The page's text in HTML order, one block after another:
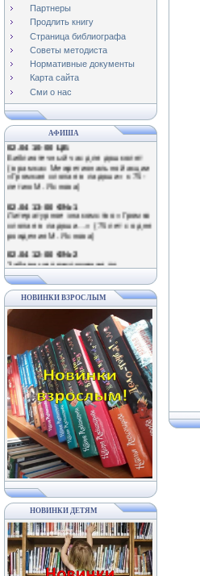
Партнеры
Продлить книгу
Страница библиографа
Советы методиста
Нормативные документы
Карта сайта
Сми о нас
АФИША
01.04 11-00 Ф№3
Экологический час «Наши
крылатые друзья!»
(Международный день птиц)
0.04 13-00 Ф№1
«Путешествие в мир природы»
02.04 10-00 ЦБ
Библиотечный час для дошколят
(в рамках Межрегиональной акции
«Громкая хлопая в ладоши» к 75-
летию М. Яснова)
02.04 13-00 Ф№1
хлопая в ладоши…» (75 лет со дня
рождения М. Яснова)
02.04 12-00 Ф№2
страницам книг Михаила Яснова в
рамках Межрегиональной акции
«Громкая хлопая в ладоши» (75
лет со дня рождения детского
писателя)
02.04 11-00 Ф№6
Литературный праздник
«Полистаем смешные странички»
(в рамках Межрегиональной акции
«Громкая хлопая в ладоши» к 75-
летию М. Яснова)
02.04 11-00 Ф№7
День громкого чтения «Громко
хлопая в ладоши…» (75 лет со дня
рождения М. Яснова)
02.04 11-00 Ф№3
Литературная гостиная «Вместе с
книгой мы растем» (в рамках
Межрегиональной акции «Громкая
хлопая в ладоши»)
03.04; 10.04; 17.04; 24.04 11-30 ЦБ
Развлекательно-познавательные
мероприятия в рамках проекта
«Веселые субботы»
03.04 12-00 Ф№2
Познавательно-игровой час
«Здравствуйте, пернатые!»
(Международный день птиц)
НОВИНКИ ВЗРОСЛЫМ
НОВИНКИ ДЕТЯМ